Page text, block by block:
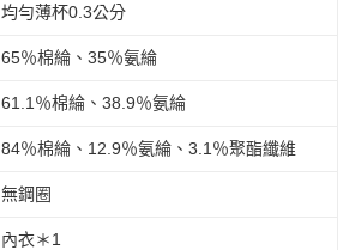
均勻薄杯0.3公分
65％棉綸、35％氨綸
61.1％棉綸、38.9％氨綸
84％棉綸、12.9％氨綸、3.1％聚酯纖維
無鋼圈
內衣＊1